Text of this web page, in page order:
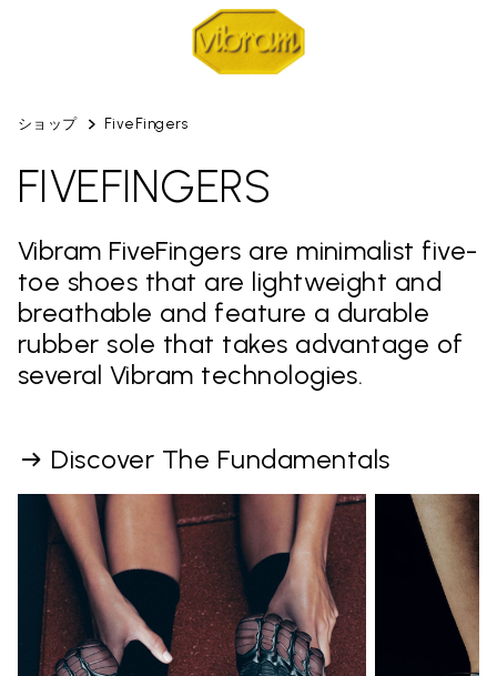
ショップ FiveFingers
FIVEFINGERS
Vibram FiveFingers are minimalist five-
toe shoes that are lightweight and
breathable and feature a durable
rubber sole that takes advantage of
several Vibram technologies.
Discover The Fundamentals